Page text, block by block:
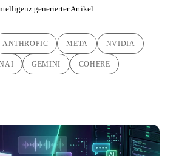
generierter Artikel
ANTHROPIC META NVIDIA
GEMINI COHERE